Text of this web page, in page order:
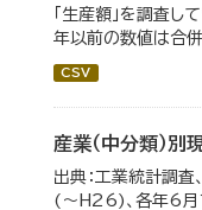
「生産額」を調査
年以前の数値は合併
CSV
産業（中分類）別
出典：工業統計調査
(～H26)、各年6月